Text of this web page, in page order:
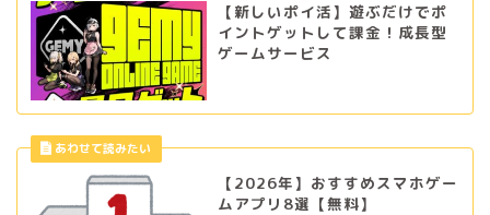
【新しいポイ活】遊ぶだけでポ
イントゲットして課金！成長型
ゲームサービス
【2026年】おすすめスマホゲー
ムアプリ8選【無料】